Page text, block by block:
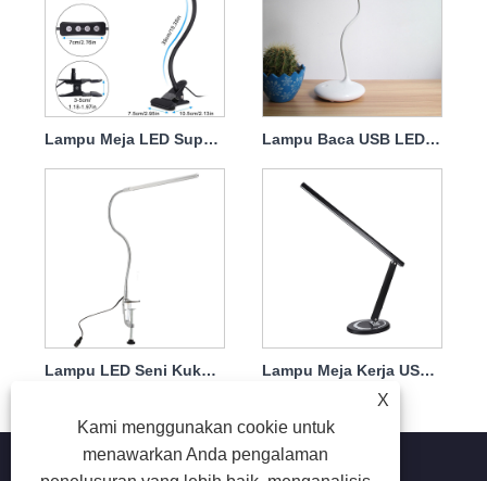
Lampu Meja LED Super Terang Daya Tinggi Klip Besar Lipat Lampu Baca USB LED Isi Ulang Pelindung Mata
Lampu LED Seni Kuku Rias Tato Manikur USB Lampu Meja Kerja USB Lampu Meja Rias Kecantikan Manikur Kecantikan
X
Kami menggunakan cookie untuk
menawarkan Anda pengalaman